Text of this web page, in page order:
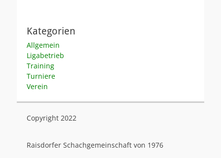
Kategorien
Allgemein
Ligabetrieb
Training
Turniere
Verein
Copyright 2022
Raisdorfer Schachgemeinschaft von 1976